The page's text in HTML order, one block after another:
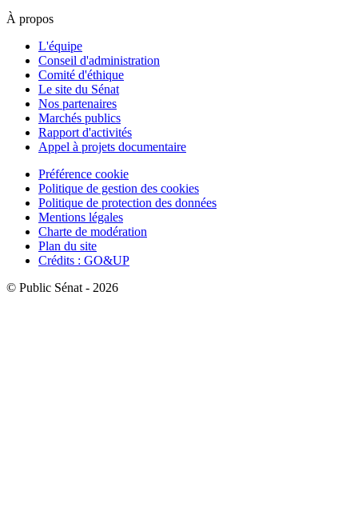
À propos
L'équipe
Conseil d'administration
Comité d'éthique
Le site du Sénat
Nos partenaires
Marchés publics
Rapport d'activités
Appel à projets documentaire
Préférence cookie
Politique de gestion des cookies
Politique de protection des données
Mentions légales
Charte de modération
Plan du site
Crédits : GO&UP
© Public Sénat - 2026